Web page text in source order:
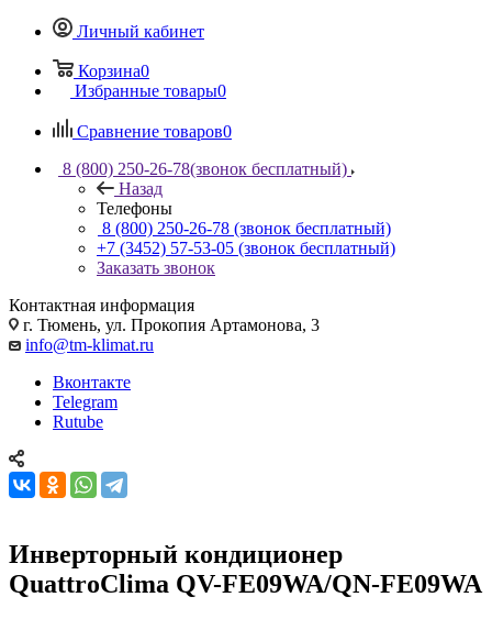
Личный кабинет
Корзина0
Избранные товары0
Сравнение товаров0
8 (800) 250-26-78(звонок бесплатный)
Назад
Телефоны
8 (800) 250-26-78 (звонок бесплатный)
+7 (3452) 57-53-05 (звонок бесплатный)
Заказать звонок
Контактная информация
г. Тюмень, ул. Прокопия Артамонова, 3
info@tm-klimat.ru
Вконтакте
Telegram
Rutube
Инверторный кондиционер
QuattroClima QV-FE09WA/QN-FE09WA